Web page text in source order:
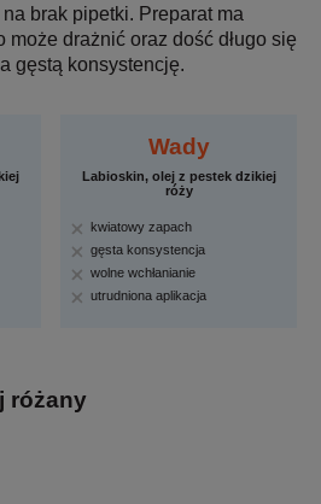
brak pipetki. Preparat ma
może drażnić oraz dość długo się
gęstą konsystencję.
Wady
Labioskin, olej z pestek dzikiej
róży
kwiatowy zapach
gęsta konsystencja
wolne wchłanianie
utrudniona aplikacja
różany